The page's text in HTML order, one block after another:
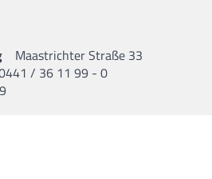
Maastrichter Straße 33
/ 36 11 99 - 0